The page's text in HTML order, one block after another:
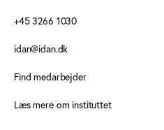
+45 3266 1030
idan@idan.dk
Find medarbejder
Læs mere om instituttet